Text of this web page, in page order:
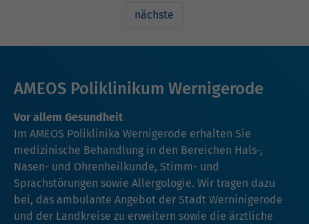
nächste
AMEOS Poliklinikum Wernigerode
Vor allem Gesundheit
Im AMEOS Poliklinika Wernigerode erhalten Sie
medizinische Behandlung in den Bereichen Hals-,
Nasen- und Ohrenheilkunde, Stimm- und
Sprachstörungen sowie Allergologie. Wir tragen dazu
bei, das ambulante Angebot der Stadt Werninigerode
und der Landkreise zu erweitern sowie die ärztliche